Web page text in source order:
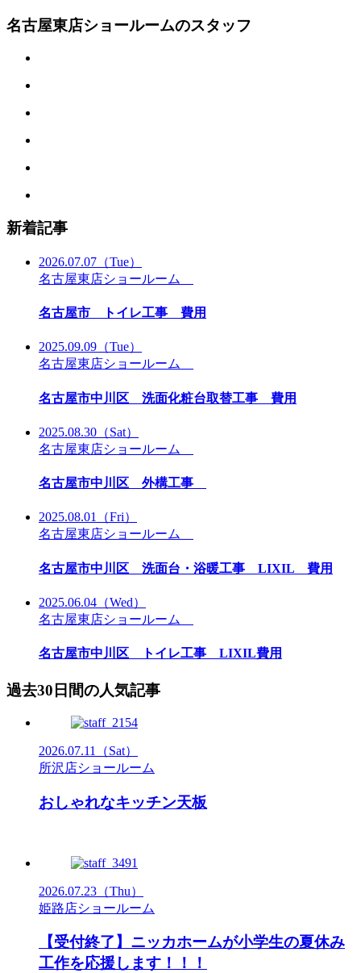
名古屋東店ショールームのスタッフ
新着記事
2026.07.07 （Tue）
名古屋東店ショールーム
名古屋市 トイレ工事 費用
2025.09.09 （Tue）
名古屋東店ショールーム
名古屋市中川区 洗面化粧台取替工事 費用
2025.08.30 （Sat）
名古屋東店ショールーム
名古屋市中川区 外構工事
2025.08.01 （Fri）
名古屋東店ショールーム
名古屋市中川区 洗面台・浴暖工事 LIXIL 費用
2025.06.04 （Wed）
名古屋東店ショールーム
名古屋市中川区 トイレ工事 LIXIL費用
過去30日間の人気記事
2026.07.11
（Sat）
所沢店ショールーム
おしゃれなキッチン天板
2026.07.23 （Thu）
姫路店ショールーム
【受付終了】ニッカホームが小学生の夏休み
工作を応援します！！！